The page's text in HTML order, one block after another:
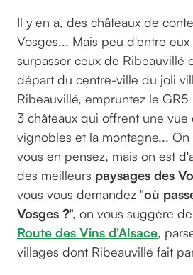
Il y en a, des châteaux de
Vosges... Mais peu d'entre
surpasser ceux de Ribeauvillé
départ du centre-ville du joli
Ribeauvillé, empruntez le
3 châteaux qui offrent une
vignobles et la montagne...
vous en pensez, mais on est
des meilleurs paysages des
vous vous demandez "où
Vosges ?", on vous suggère
Route des Vins d'Alsace,
villages dont Ribeauvillé fait